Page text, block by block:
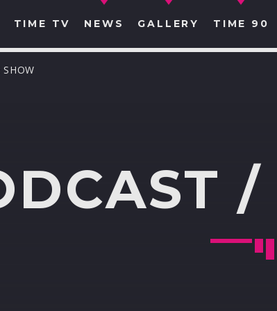
TIME TV NEWS GALLERY TIME 90
CERCA